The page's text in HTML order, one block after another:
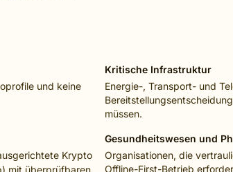
und keine
Kritische Infrastruktur
Energie-, Transport- und
müssen.
Krypto
mit überprüfbaren,
Gesundheitswesen und
Organisationen, die
Offline-First-Betrieb